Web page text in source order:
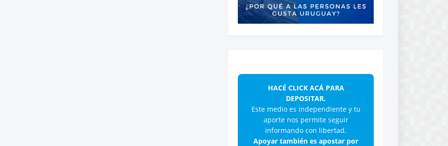
HACÉ CLICK ACÁ PARA
DEPOSITAR.
Este medio es independiente y tu
aporte nos permite seguir
informando con libertad.
Apoyar también es apostar por